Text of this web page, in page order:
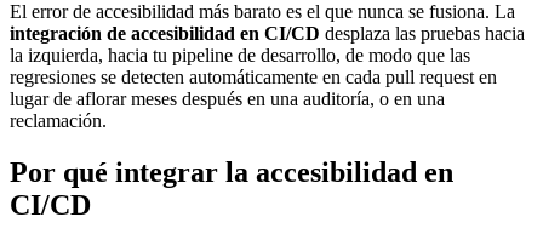
El error de accesibilidad más barato es el que nunca se fusiona. La
integración de accesibilidad en CI/CD desplaza las pruebas hacia
la izquierda, hacia tu pipeline de desarrollo, de modo que las
regresiones se detecten automáticamente en cada pull request en
lugar de aflorar meses después en una auditoría, o en una
reclamación.
Por qué integrar la accesibilidad en
CI/CD